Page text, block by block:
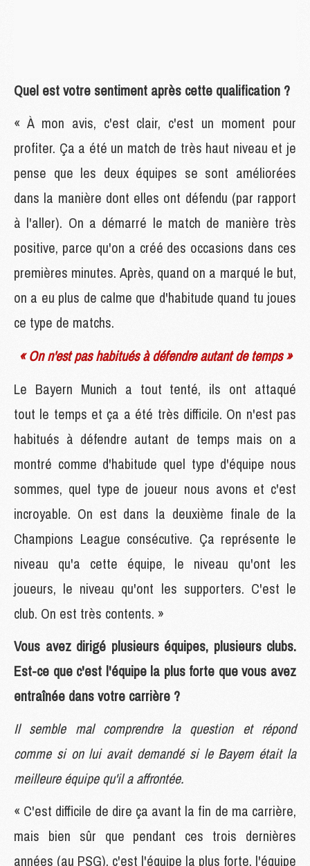
Quel est votre sentiment après cette qualification ?
« À mon avis, c'est clair, c'est un moment pour
profiter. Ça a été un match de très haut niveau et je
pense que les deux équipes se sont améliorées
dans la manière dont elles ont défendu (par rapport
à l'aller). On a démarré le match de manière très
positive, parce qu'on a créé des occasions dans ces
premières minutes. Après, quand on a marqué le but,
on a eu plus de calme que d'habitude quand tu joues
ce type de matchs.
« On n'est pas habitués à défendre autant de temps »
Le Bayern Munich a tout tenté, ils ont attaqué
tout le temps et ça a été très difficile. On n'est pas
habitués à défendre autant de temps mais on a
montré comme d'habitude quel type d'équipe nous
sommes, quel type de joueur nous avons et c'est
incroyable. On est dans la deuxième finale de la
Champions League consécutive. Ça représente le
niveau qu'a cette équipe, le niveau qu'ont les
joueurs, le niveau qu'ont les supporters. C'est le
club. On est très contents. »
Vous avez dirigé plusieurs équipes, plusieurs clubs.
Est-ce que c'est l'équipe la plus forte que vous avez
entraînée dans votre carrière ?
Il semble mal comprendre la question et répond
comme si on lui avait demandé si le Bayern était la
meilleure équipe qu'il a affrontée.
« C'est difficile de dire ça avant la fin de ma carrière,
mais bien sûr que pendant ces trois dernières
années (au PSG), c'est l'équipe la plus forte, l'équipe